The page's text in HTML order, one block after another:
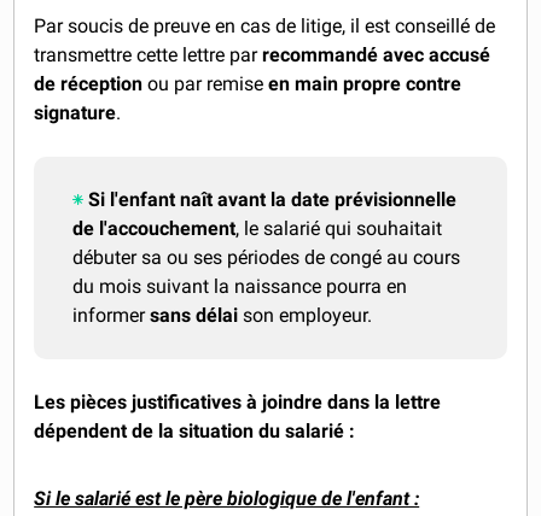
Par soucis de preuve en cas de litige, il est conseillé de
transmettre cette lettre parrecommandé avec accusé
de réception ou par remiseen main propre contre
signature.
Si l'enfant naît avant la date prévisionnelle
de l'accouchement, le salarié qui souhaitait
débuter sa ou ses périodes de congé au cours
du mois suivant la naissance pourra en
informersans délai son employeur.
Les pièces justificatives à joindre dans la lettre
dépendent de la situation du salarié :
Si le salarié est le père biologique de l'enfant :